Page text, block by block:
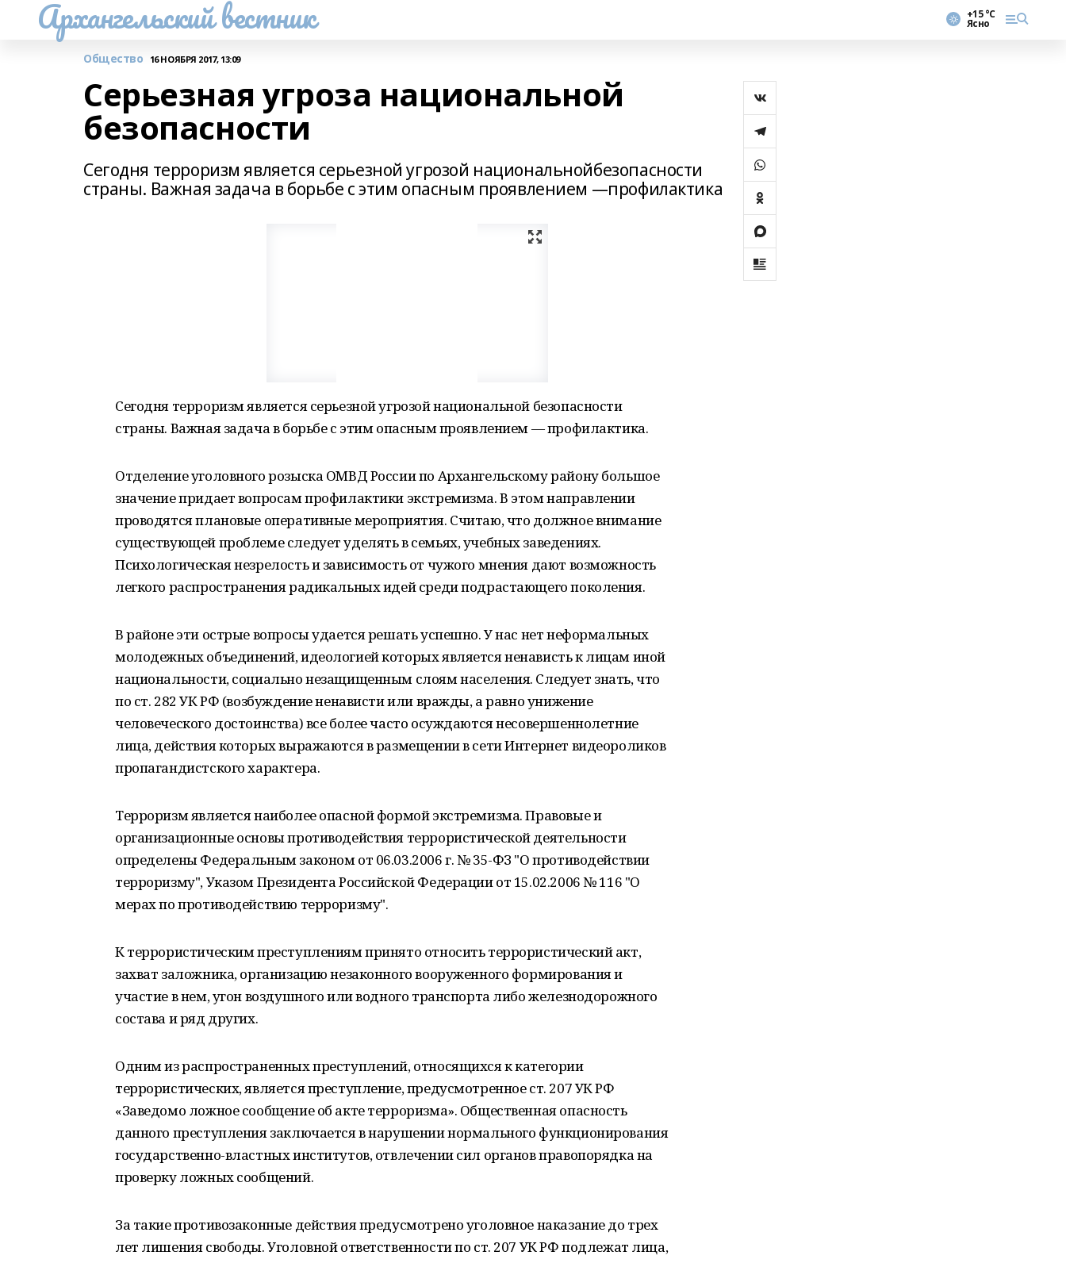
Архангельский вестник +15 °С
Ясно
Общество 16 НОЯБРЯ 2017, 13:09
Серьезная угроза национальной
безопасности
Сегодня терроризм является серьезной угрозой национальнойбезопасности
страны. Важная задача в борьбе с этим опасным проявлением —профилактика
Сегодня терроризм является серьезной угрозой национальной безопасности
страны. Важная задача в борьбе с этим опасным проявлением — профилактика.
Отделение уголовного розыска ОМВД России по Архангельскому району большое
значение придает вопросам профилактики экстремизма. В этом направлении
проводятся плановые оперативные мероприятия. Считаю, что должное внимание
существующей проблеме следует уделять в семьях, учебных заведениях.
Психологическая незрелость и зависимость от чужого мнения дают возможность
легкого распространения радикальных идей среди подрастающего поколения.
В районе эти острые вопросы удается решать успешно. У нас нет неформальных
молодежных объединений, идеологией которых является ненависть к лицам иной
национальности, социально незащищенным слоям населения. Следует знать, что
по ст. 282 УК РФ (возбуждение ненависти или вражды, а равно унижение
человеческого достоинства) все более часто осуждаются несовершеннолетние
лица, действия которых выражаются в размещении в сети Интернет видеороликов
пропагандистского характера.
Терроризм является наиболее опасной формой экстремизма. Правовые и
организационные основы противодействия террористической деятельности
определены Федеральным законом от 06.03.2006 г. № 35-ФЗ "О противодействии
терроризму", Указом Президента Российской Федерации от 15.02.2006 № 116 "О
мерах по противодействию терроризму".
К террористическим преступлениям принято относить террористический акт,
захват заложника, организацию незаконного вооруженного формирования и
участие в нем, угон воздушного или водного транспорта либо железнодорожного
состава и ряд других.
Одним из распространенных преступлений, относящихся к категории
террористических, является преступление, предусмотренное ст. 207 УК РФ
«Заведомо ложное сообщение об акте терроризма». Общественная опасность
данного преступления заключается в нарушении нормального функционирования
государственно-властных институтов, отвлечении сил органов правопорядка на
проверку ложных сообщений.
За такие противозаконные действия предусмотрено уголовное наказание до трех
лет лишения свободы. Уголовной ответственности по ст. 207 УК РФ подлежат лица,